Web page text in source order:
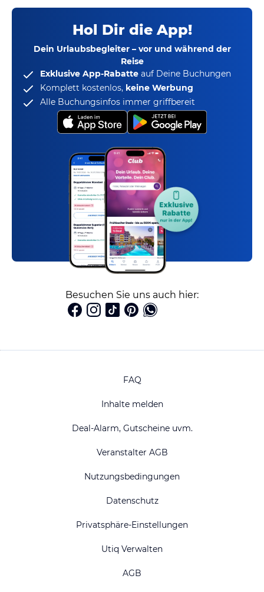
Hol Dir die App!
Dein Urlaubsbegleiter – vor und während der
Reise
Exklusive App-Rabatte auf Deine Buchungen
Komplett kostenlos, keine Werbung
Alle Buchungsinfos immer griffbereit
Besuchen Sie uns auch hier:
FAQ
Inhalte melden
Deal-Alarm, Gutscheine uvm.
Veranstalter AGB
Nutzungsbedingungen
Datenschutz
Privatsphäre-Einstellungen
Utiq Verwalten
AGB